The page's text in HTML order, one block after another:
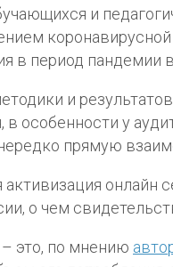
и
в период пандемии
и
в особенности у
прямую
о чем
это, по мнению